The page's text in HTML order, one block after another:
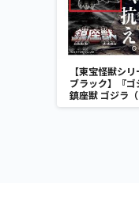
【東宝怪獣シ
ブラック】『ゴ
鎮座獣 ゴジラ（
ver.2